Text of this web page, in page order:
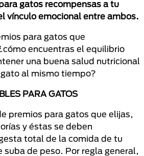
gatos recompensas a tu
vínculo emocional entre ambos.
para gatos que
encuentras el equilibrio
una buena salud nutricional
al mismo tiempo?
PARA GATOS
premios para gatos que elijas,
y éstas se deben
total de la comida de tu
suba de peso. Por regla general,